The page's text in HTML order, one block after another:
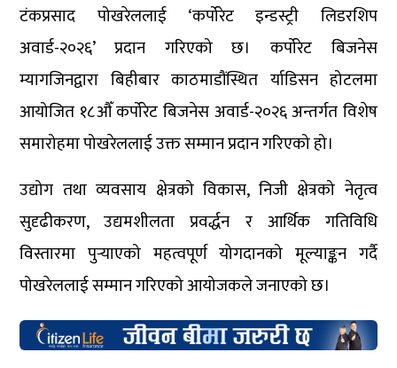
टंकप्रसाद पोखरेललाई ‘कर्पोरेट इन्डस्ट्री लिडरशिप
अवार्ड-२०२६’ प्रदान गरिएको छ। कर्पोरेट बिजनेस
म्यागजिनद्वारा बिहीबार काठमाडौंस्थित र्याडिसन होटलमा
आयोजित १८औँ कर्पोरेट बिजनेस अवार्ड-२०२६ अन्तर्गत विशेष
समारोहमा पोखरेललाई उक्त सम्मान प्रदान गरिएको हो।
उद्योग तथा व्यवसाय क्षेत्रको विकास, निजी क्षेत्रको नेतृत्व
सुदृढीकरण, उद्यमशीलता प्रवर्द्धन र आर्थिक गतिविधि
विस्तारमा पुर्‍याएको महत्वपूर्ण योगदानको मूल्याङ्कन गर्दै
पोखरेललाई सम्मान गरिएको आयोजकले जनाएको छ।